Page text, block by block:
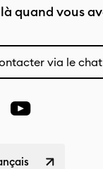
quand vous
via le chat